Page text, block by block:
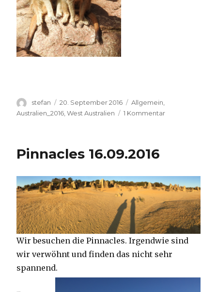
Autor
stefan
Veröffentlicht
am
20. September 2016 Kategorien
Allgemein,
Australien_2016 ,West Australien 1 Kommentarzu
Pinnacles 16.09.2016
Wir besuchen die Pinnacles. Irgendwie sind
wir verwöhnt und finden das nicht sehr
spannend.